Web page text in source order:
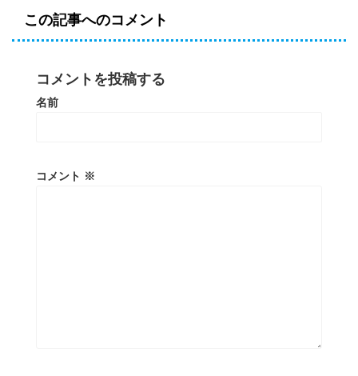
この記事へのコメント
コメントを投稿する
名前
コメント ※